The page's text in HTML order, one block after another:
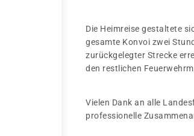
Die Heimreise gestaltete
gesamte Konvoi zwei
zurückgelegter Strecke
den restlichen
Vielen Dank an alle
professionelle